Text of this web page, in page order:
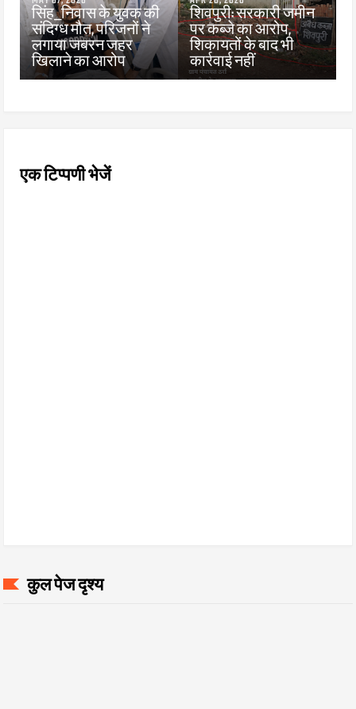
सिंह_निवास के युवक की
संदिग्ध मौत, परिजनों ने
लगाया जबरन जहर
खिलाने का आरोप
शिवपुरी: सरकारी जमीन
पर कब्जे का आरोप,
शिकायतों के बाद भी
कार्रवाई नहीं
एक टिप्पणी भेजें
कुल पेज दृश्य